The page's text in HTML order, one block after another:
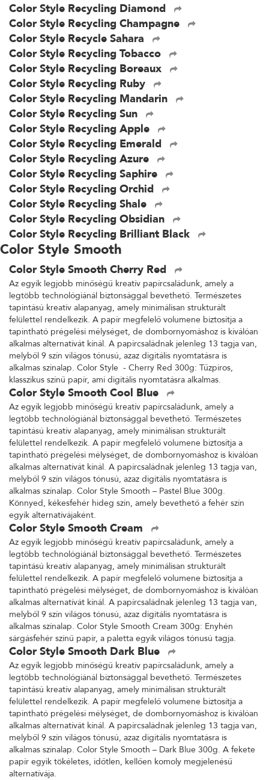
Color Style Recycling Diamond
Color Style Recycling Champagne
Color Style Recycle Sahara
Color Style Recycling Tobacco
Color Style Recycling Boreaux
Color Style Recycling Ruby
Color Style Recycling Mandarin
Color Style Recycling Sun
Color Style Recycling Apple
Color Style Recycling Emerald
Color Style Recycling Azure
Color Style Recycling Saphire
Color Style Recycling Orchid
Color Style Recycling Shale
Color Style Recycling Obsidian
Color Style Recycling Brilliant Black
Color Style Smooth
Color Style Smooth Cherry Red
Az egyik legjobb minőségű kreatív papírcsaládunk, amely a
legtöbb technológiánál biztonsággal bevethető. Természetes
tapintású kreatív alapanyag, amely minimálisan strukturált
felülettel rendelkezik. A papír megfelelő volumene biztosítja a
tapintható prégelési mélységet, de dombornyomáshoz is kiválóan
alkalmas alternatívát kínál. A papírcsaládnak jelenleg 13 tagja van,
melyből 9 szín világos tónusú, azaz digitális nyomtatásra is
alkalmas színalap. Color Style - Cherry Red 300g: Tűzpiros,
klasszikus színű papír, ami digitális nyomtatásra alkalmas.
Color Style Smooth Cool Blue
Az egyik legjobb minőségű kreatív papírcsaládunk, amely a
legtöbb technológiánál biztonsággal bevethető. Természetes
tapintású kreatív alapanyag, amely minimálisan strukturált
felülettel rendelkezik. A papír megfelelő volumene biztosítja a
tapintható prégelési mélységet, de dombornyomáshoz is kiválóan
alkalmas alternatívát kínál. A papírcsaládnak jelenleg 13 tagja van,
melyből 9 szín világos tónusú, azaz digitális nyomtatásra is
alkalmas színalap. Color Style Smooth – Pastel Blue 300g.
Könnyed, kékesfehér hideg szín, amely bevethető a fehér szín
egyik alternatívájaként.
Color Style Smooth Cream
Az egyik legjobb minőségű kreatív papírcsaládunk, amely a
legtöbb technológiánál biztonsággal bevethető. Természetes
tapintású kreatív alapanyag, amely minimálisan strukturált
felülettel rendelkezik. A papír megfelelő volumene biztosítja a
tapintható prégelési mélységet, de dombornyomáshoz is kiválóan
alkalmas alternatívát kínál. A papírcsaládnak jelenleg 13 tagja van,
melyből 9 szín világos tónusú, azaz digitális nyomtatásra is
alkalmas színalap. Color Style Smooth Cream 300g: Enyhén
sárgásfehér színű papír, a paletta egyik világos tónusú tagja.
Color Style Smooth Dark Blue
Az egyik legjobb minőségű kreatív papírcsaládunk, amely a
legtöbb technológiánál biztonsággal bevethető. Természetes
tapintású kreatív alapanyag, amely minimálisan strukturált
felülettel rendelkezik. A papír megfelelő volumene biztosítja a
tapintható prégelési mélységet, de dombornyomáshoz is kiválóan
alkalmas alternatívát kínál. A papírcsaládnak jelenleg 13 tagja van,
melyből 9 szín világos tónusú, azaz digitális nyomtatásra is
alkalmas színalap. Color Style Smooth – Dark Blue 300g. A fekete
papír egyik tökéletes, időtlen, kellően komoly megjelenésű
alternatívája.